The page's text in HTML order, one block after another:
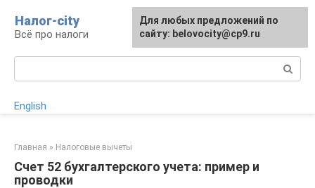
контенту
Налог-city
Всё про налоги
English
Главная » Налоговые вычеты
Счет 52 бухгалтерского учета: пример и
проводки
Для любых предложений по
сайту: belovocity@cp9.ru